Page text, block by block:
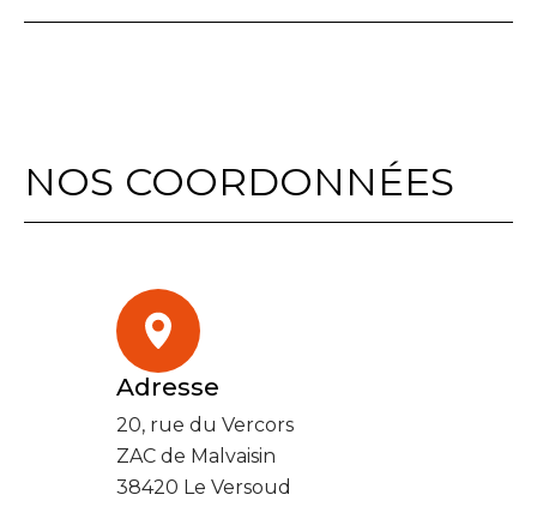
NOS COORDONNÉES
Adresse
20, rue du Vercors
ZAC de Malvaisin
38420 Le Versoud